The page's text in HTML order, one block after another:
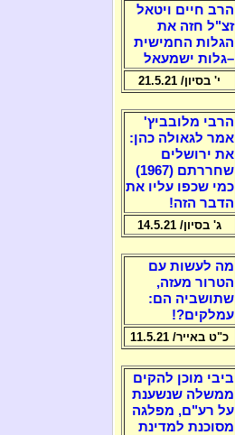
הרב חיים ויטאל
זצ"ל חזה את
הגלות החמישית
–גלות ישמעאל
י' בסיון/ 21.5.21
הרבי מלובביץ'
אמר לגאולה כהן:
את ירושלים
שחררתם (1967)
כמי שכפו עליו את
הדבר הזה!
ג' בסיון/ 14.5.21
מה לעשות עם
הטרור מעזה,
שתושביה הם:
עמלקים?!
כ"ט באייר/ 11.5.21
ביבי מוכן להקים
ממשלה שנשענת
על רע"ם, מפלגה
מסוכנת למדינת